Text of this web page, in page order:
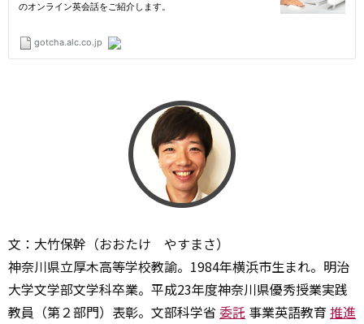
文：大竹保幹（おおたけ やすまさ）
神奈川県立厚木高等学校教諭。1984年横浜市生まれ。明治
大学文学部文学科卒業。平成23年度神奈川県優秀授業実践
教員（第２部門）表彰。文部科学省 委託 事業英語教育 推進